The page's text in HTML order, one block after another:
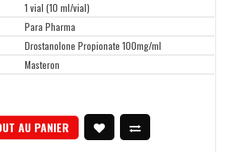
1 vial (10 ml/vial)
Para Pharma
Drostanolone Propionate 100mg/ml
Masteron
AU PANIER